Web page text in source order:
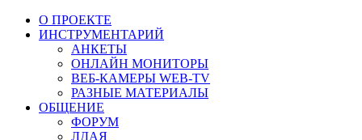
О ПРОЕКТЕ
ИНСТРУМЕНТАРИЙ
АНКЕТЫ
ОНЛАЙН МОНИТОРЫ
ВЕБ-КАМЕРЫ WEB-TV
РАЗНЫЕ МАТЕРИАЛЫ
ОБЩЕНИЕ
ФОРУМ
ЛДАЯ